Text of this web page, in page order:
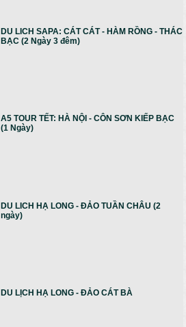
DU LICH SAPA: CÁT CÁT - HÀM RỒNG - THÁC
BẠC (2 Ngày 3 đêm)
A5 TOUR TẾT: HÀ NỘI - CÔN SƠN KIẾP BẠC
(1 Ngày)
DU LICH HẠ LONG - ĐẢO TUẦN CHÂU (2
ngày)
DU LỊCH HẠ LONG - ĐẢO CÁT BÀ